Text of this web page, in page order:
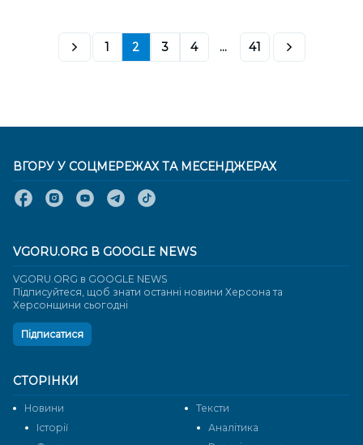
1 2 3 4 ... 41
СТОРІНКИ
Новини
Тексти
Історії
Аналітика
ВГОРУ У СОЦМЕРЕЖАХ ТА МЕСЕНДЖЕРАХ
VGORU.ORG В GOOGLE NEWS
VGORU.ORG в GOOGLE NEWS
Підписуйтеся, щоб знати останні новини Херсона та
Херсонщини сьогодні
Підписатися